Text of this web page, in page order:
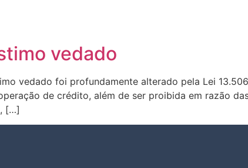
vedado
vedado foi profundamente alterado pela Lei
de crédito, além de ser proibida em razão
[…]